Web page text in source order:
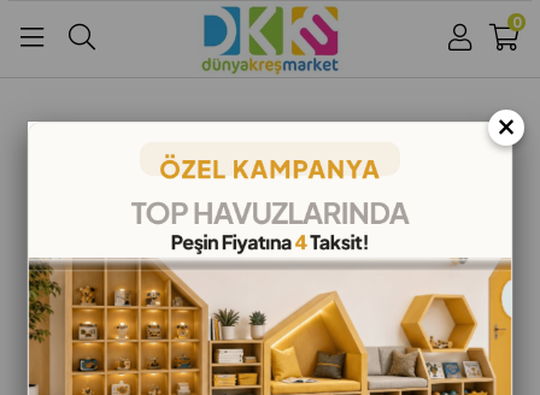
Google İle Bağlan
0
×